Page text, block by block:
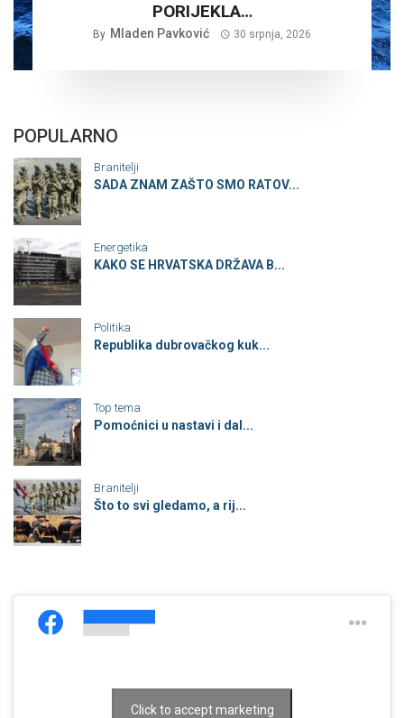
PORIJEKLA…
By Mladen Pavković 30 srpnja, 2026
POPULARNO
Branitelji
SADA ZNAM ZAŠTO SMO RATOV...
Energetika
KAKO SE HRVATSKA DRŽAVA B...
Politika
Republika dubrovačkog kuk...
Top tema
Pomoćnici u nastavi i dal...
Branitelji
Što to svi gledamo, a rij...
Click to accept marketing